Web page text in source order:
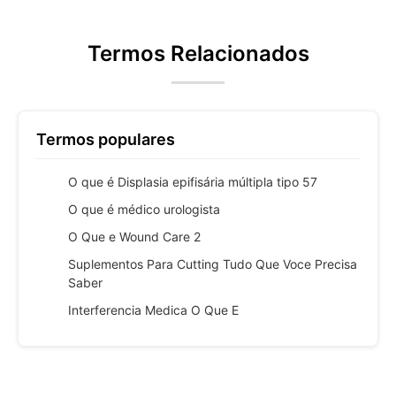
Termos Relacionados
Termos populares
O que é Displasia epifisária múltipla tipo 57
O que é médico urologista
O Que e Wound Care 2
Suplementos Para Cutting Tudo Que Voce Precisa
Saber
Interferencia Medica O Que E